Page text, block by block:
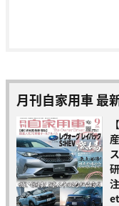
月刊自家用車 最